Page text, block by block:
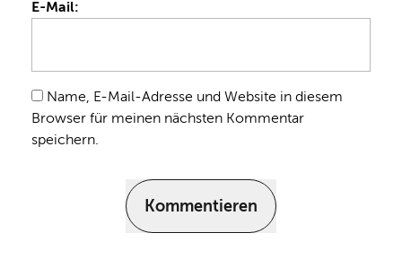
E-Mail:
Name, E-Mail-Adresse und Website in diesem
Browser für meinen nächsten Kommentar
speichern.
Kommentieren